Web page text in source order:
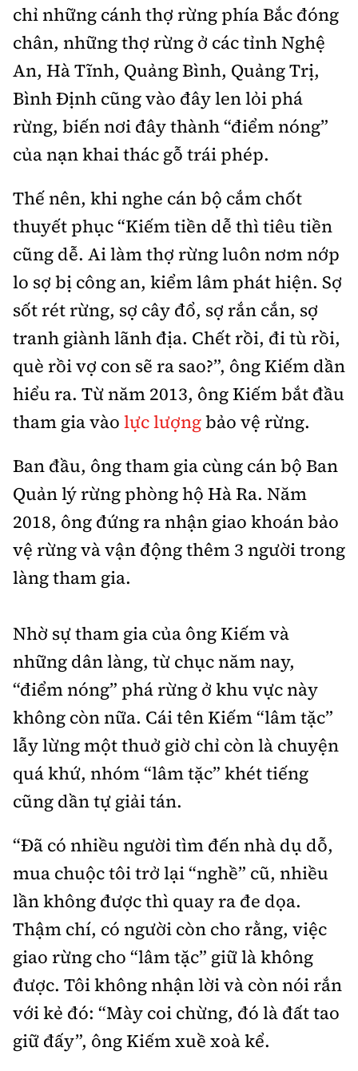
chỉ những cánh thợ rừng phía Bắc đóng
chân, những thợ rừng ở các tỉnh Nghệ
An, Hà Tĩnh, Quảng Bình, Quảng Trị,
Bình Định cũng vào đây len lỏi phá
rừng, biến nơi đây thành “điểm nóng”
của nạn khai thác gỗ trái phép.
Thế nên, khi nghe cán bộ cắm chốt
thuyết phục “Kiếm tiền dễ thì tiêu tiền
cũng dễ. Ai làm thợ rừng luôn nơm nớp
lo sợ bị công an, kiểm lâm phát hiện. Sợ
sốt rét rừng, sợ cây đổ, sợ rắn cắn, sợ
tranh giành lãnh địa. Chết rồi, đi tù rồi,
què rồi vợ con sẽ ra sao?”, ông Kiếm dần
hiểu ra. Từ năm 2013, ông Kiếm bắt đầu
tham gia vào lực lượngbảo vệ rừng.
Ban đầu, ông tham gia cùng cán bộ Ban
Quản lý rừng phòng hộ Hà Ra. Năm
2018, ông đứng ra nhận giao khoán bảo
vệ rừng và vận động thêm 3 người trong
làng tham gia.
Nhờ sự tham gia của ông Kiếm và
những dân làng, từ chục năm nay,
“điểm nóng” phá rừng ở khu vực này
không còn nữa. Cái tên Kiếm “lâm tặc”
lẫy lừng một thuở giờ chỉ còn là chuyện
quá khứ, nhóm “lâm tặc” khét tiếng
cũng dần tự giải tán.
“Đã có nhiều người tìm đến nhà dụ dỗ,
mua chuộc tôi trở lại “nghề” cũ, nhiều
lần không được thì quay ra đe dọa.
Thậm chí, có người còn cho rằng, việc
giao rừng cho “lâm tặc” giữ là không
được. Tôi không nhận lời và còn nói rắn
với kẻ đó: “Mày coi chừng, đó là đất tao
giữ đấy”, ông Kiếm xuề xoà kể.